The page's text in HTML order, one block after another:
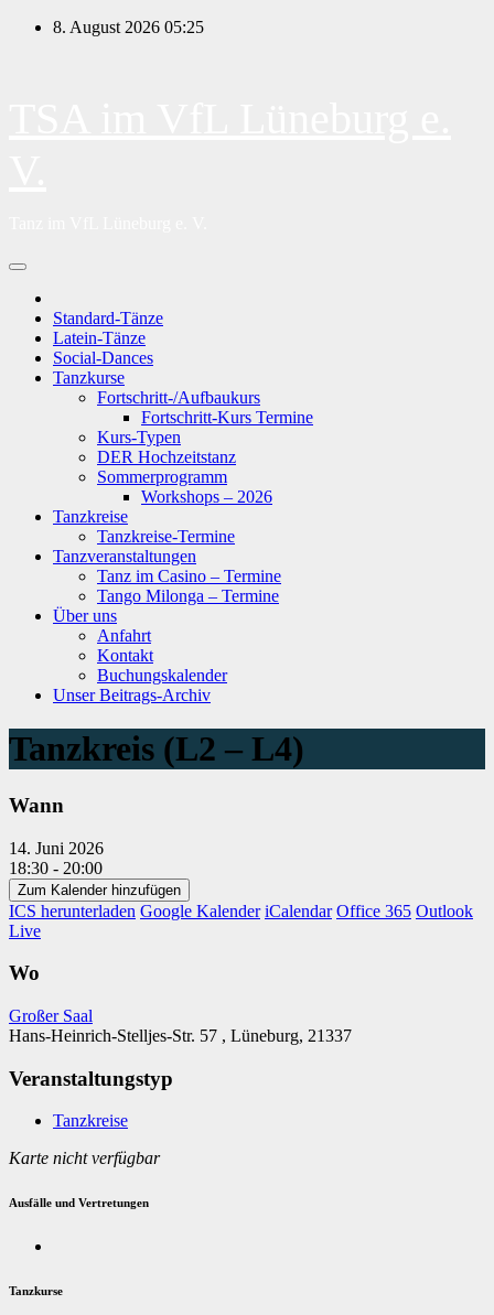
Zum
8. August 2026 05:25
Standard-Tänze
Latein-Tänze
Social-Dances
Tanzkurse
Fortschritt-/Aufbaukurs
Fortschritt-Kurs Termine
Kurs-Typen
DER Hochzeitstanz
Sommerprogramm
Workshops – 2026
Tanzkreise
Tanzkreise-Termine
Tanzveranstaltungen
Tanz im Casino – Termine
Tango Milonga – Termine
Über uns
Anfahrt
Kontakt
Buchungskalender
Unser Beitrags-Archiv
Tanzkreis (L2 – L4)
Wann
14. Juni 2026
18:30 - 20:00
Zum Kalender hinzufügen
ICS herunterladen Google Kalender iCalendar Office 365 Outlook
Live
Wo
Großer Saal
Hans-Heinrich-Stelljes-Str. 57 , Lüneburg, 21337
Veranstaltungstyp
Tanzkreise
Karte nicht verfügbar
Ausfälle und Vertretungen
Tanzkurse